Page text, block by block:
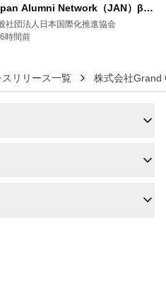
Alumni Network（JAN）β版
リース
社団法人日本国際化推進協会
6時間前
リリース一覧 株式会社Grand